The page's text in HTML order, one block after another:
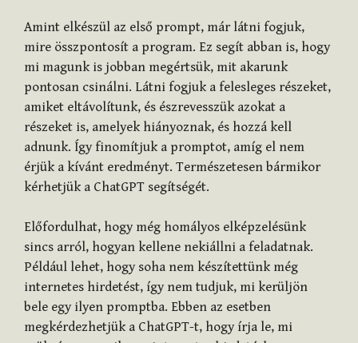
Amint elkészül az első prompt, már látni fogjuk,
mire összpontosít a program. Ez segít abban is, hogy
mi magunk is jobban megértsük, mit akarunk
pontosan csinálni. Látni fogjuk a felesleges részeket,
amiket eltávolítunk, és észrevesszük azokat a
részeket is, amelyek hiányoznak, és hozzá kell
adnunk. Így finomítjuk a promptot, amíg el nem
érjük a kívánt eredményt. Természetesen bármikor
kérhetjük a ChatGPT segítségét.
Előfordulhat, hogy még homályos elképzelésünk
sincs arról, hogyan kellene nekiállni a feladatnak.
Például lehet, hogy soha nem készítettünk még
internetes hirdetést, így nem tudjuk, mi kerüljön
bele egy ilyen promptba. Ebben az esetben
megkérdezhetjük a ChatGPT-t, hogy írja le, mi